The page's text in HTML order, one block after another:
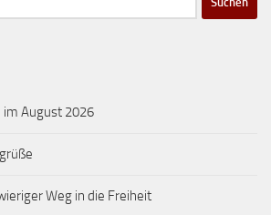
im August 2026
Weg in die Freiheit